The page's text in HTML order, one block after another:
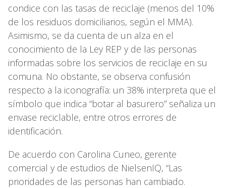
condice con las tasas de reciclaje (menos del 10%
de los residuos domiciliarios, según el MMA).
Asimismo, se da cuenta de un alza en el
conocimiento de la Ley REP y de las personas
informadas sobre los servicios de reciclaje en su
comuna. No obstante, se observa confusión
respecto a la iconografía: un 38% interpreta que el
símbolo que indica “botar al basurero” señaliza un
envase reciclable, entre otros errores de
identificación.
De acuerdo con Carolina Cuneo, gerente
comercial y de estudios de NielsenIQ, “Las
prioridades de las personas han cambiado.